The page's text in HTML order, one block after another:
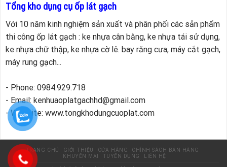
Tổng kho dụng cụ ốp lát gạch
Với 10 năm kinh nghiệm sản xuất và phân phối các sản phẩm
thi công ốp lát gạch : ke nhựa cân bằng, ke nhựa tái sử dụng,
ke nhựa chữ thập, ke nhựa cờ lê. bay răng cưa, máy cắt gạch,
máy rung gạch...
- Phone: 0984.929.718
- Email: kenhuaoplatgachhd@gmail.com
- Website: www.tongkhodungcuoplat.com
TRANG CHỦ GIỚI THIỆU CỬA HÀNG
CHÍNH SÁCH BÁN HÀNG
KHUYẾN MẠI
TUYỂN DỤNG LIÊN HỆ